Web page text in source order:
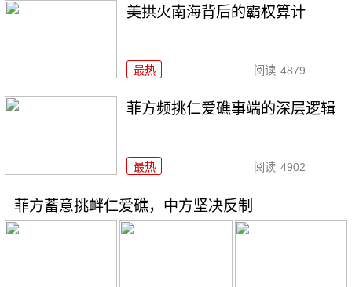
美拱火南海背后的霸权算计
最热 阅读 4879
菲方频挑仁爱礁事端的深层逻辑
最热 阅读 4902
菲方蓄意挑衅仁爱礁，中方坚决反制